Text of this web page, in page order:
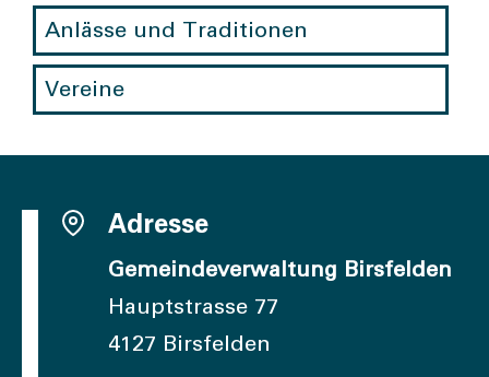
Anlässe und Traditionen
Vereine
Adresse
Gemeindeverwaltung Birsfelden
Hauptstrasse 77
4127 Birsfelden